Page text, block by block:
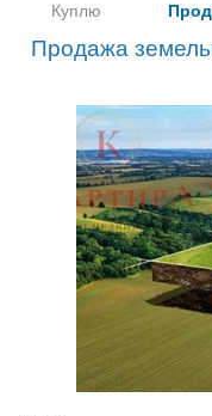
Куплю
Продажа